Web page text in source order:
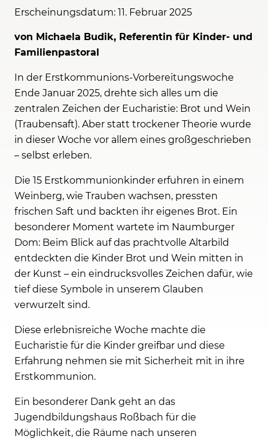
Erscheinungsdatum: 11. Februar 2025
von Michaela Budik, Referentin für Kinder- und
Familienpastoral
In der Erstkommunions-Vorbereitungswoche
Ende Januar 2025, drehte sich alles um die
zentralen Zeichen der Eucharistie: Brot und Wein
(Traubensaft). Aber statt trockener Theorie wurde
in dieser Woche vor allem eines großgeschrieben
– selbst erleben.
Die 15 Erstkommunionkinder erfuhren in einem
Weinberg, wie Trauben wachsen, pressten
frischen Saft und backten ihr eigenes Brot. Ein
besonderer Moment wartete im Naumburger
Dom: Beim Blick auf das prachtvolle Altarbild
entdeckten die Kinder Brot und Wein mitten in
der Kunst – ein eindrucksvolles Zeichen dafür, wie
tief diese Symbole in unserem Glauben
verwurzelt sind.
Diese erlebnisreiche Woche machte die
Eucharistie für die Kinder greifbar und diese
Erfahrung nehmen sie mit Sicherheit mit in ihre
Erstkommunion.
Ein besonderer Dank geht an das
Jugendbildungshaus Roßbach für die
Möglichkeit, die Räume nach unseren